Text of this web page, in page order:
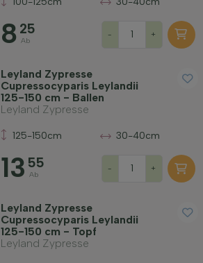
8 25
Ab
- +
Leyland Zypresse
Cupressocyparis Leylandii
125-150 cm - Ballen
Leyland Zypresse
125-150cm 30-40cm
13 55
Ab
- +
Leyland Zypresse
Cupressocyparis Leylandii
125-150 cm - Topf
Leyland Zypresse